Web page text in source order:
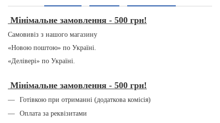
Мінімальне замовлення - 500 грн!
Самовивіз з нашого магазину
«Новою поштою» по Україні.
«Делівері» по Україні.
Мінімальне замовлення - 500 грн!
Готівкою при отриманні (додаткова комісія)
Оплата за реквізитами